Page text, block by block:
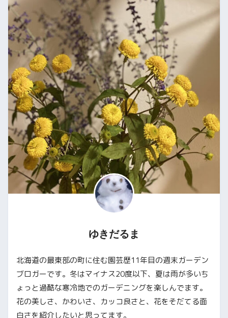
ゆきだるま
北海道の最東部の町に住む園芸歴11年目の週末ガーデン
ブロガーです。冬はマイナス20度以下、夏は雨が多いち
ょっと過酷な寒冷地でのガーデニングを楽しんでます。
花の美しさ、かわいさ、カッコ良さと、花をそだてる面
白さを紹介したいと思ってます。